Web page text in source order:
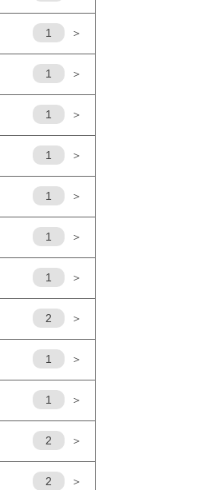
1 ＞
1 ＞
1 ＞
1 ＞
1 ＞
1 ＞
1 ＞
2 ＞
1 ＞
1 ＞
2 ＞
2 ＞